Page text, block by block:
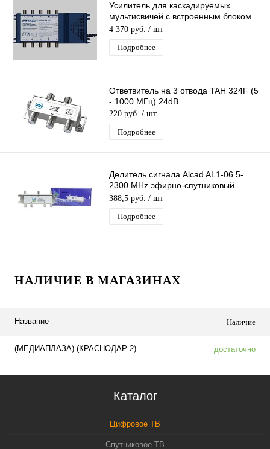
Усилитель для каскадируемых
мультисвичей c встроенным блоком
питанияSpaun SBK -5501
4 370 руб. / шт
Подробнее
Ответвитель на 3 отвода TAH 324F (5
- 1000 МГц) 24dB
220 руб. / шт
Подробнее
Делитель сигнала Alcad AL1-06 5-
2300 MHz эфирно-спутниковый
делитель сигнала тв на 6 F-выходов
388,5 руб. / шт
Подробнее
НАЛИЧИЕ В МАГАЗИНАХ
Название Наличие
(МЕДИАПЛАЗА) (КРАСНОДАР-2) достаточно
Каталог
Цифровое ТВ
Спутниковое ТВ